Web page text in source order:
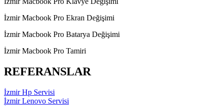
İzmir Macbook Pro Ekran Değişimi
İzmir Macbook Pro Batarya Değişimi
İzmir Macbook Pro Tamiri
REFERANSLAR
İzmir Hp Servisi
İzmir Lenovo Servisi